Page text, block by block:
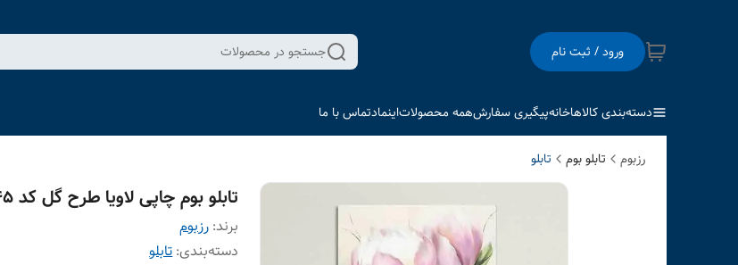
ورود / ثبت نام جستجو در محصولات
دسته‌بندی کالاهاخانهپیگیری سفارشهمه محصولاتاینمادتماس با ما
رزبوم تابلو بوم تابلو
تابلو بوم چاپی لاویا طرح گل کد ART-1245
برند: رزبوم
دسته‌بندی:تابلو